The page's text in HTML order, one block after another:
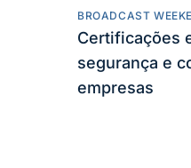
BROADCAST
Certificações
segurança e
empresas